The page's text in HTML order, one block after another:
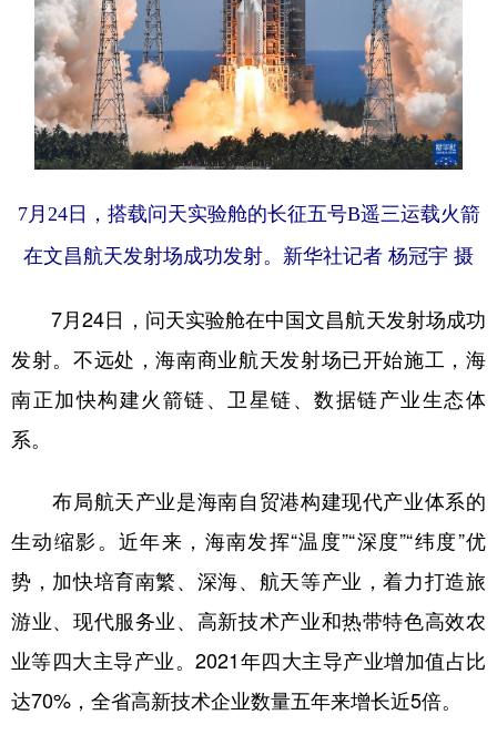
7月24日，搭载问天实验舱的长征五号B遥三运载火箭
在文昌航天发射场成功发射。新华社记者 杨冠宇 摄
7月24日，问天实验舱在中国文昌航天发射场成功
发射。不远处，海南商业航天发射场已开始施工，海
南正加快构建火箭链、卫星链、数据链产业生态体
系。
布局航天产业是海南自贸港构建现代产业体系的
生动缩影。近年来，海南发挥“温度”“深度”“纬度”优
势，加快培育南繁、深海、航天等产业，着力打造旅
游业、现代服务业、高新技术产业和热带特色高效农
业等四大主导产业。2021年四大主导产业增加值占比
达70%，全省高新技术企业数量五年来增长近5倍。